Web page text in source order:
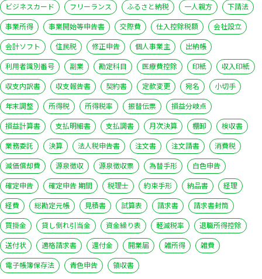
ビジネスカード
フリーランス ふるさと納税 一人親方
下請法
事業所得
事業開始等申告書 交際費 仕入控除税額
会社設立
会計ソフト
住民税 修正申告 個人事業主
出納帳
利用者識別番号
副業 勘定科目 医療費控除 印紙
収入印紙
収支内訳書
収支報告書 契約書 定款変更 宛名
小切手
年末調整
所得税 所得税率 振替伝票
損益分岐点
損益計算書
支払明細書 支払調書 月次決算 棚卸
検収書
業務委託
決算 法人税申告書 注文書 注文請書
消費税
減価償却費
源泉徴収 源泉徴収票 為替手形
白色申告
確定申告
確定申告 期間 税理士 約束手形 納品書
経理
経費
総勘定元帳 見積書 試算表 請求書
請求書封筒
買掛金
貸し倒れ引当金 資金繰り表 軽減税率
退職所得控除
送付状
適格請求書 還付金 開業届 雑所得
雑費
電子帳簿保存法
青色申告 領収書